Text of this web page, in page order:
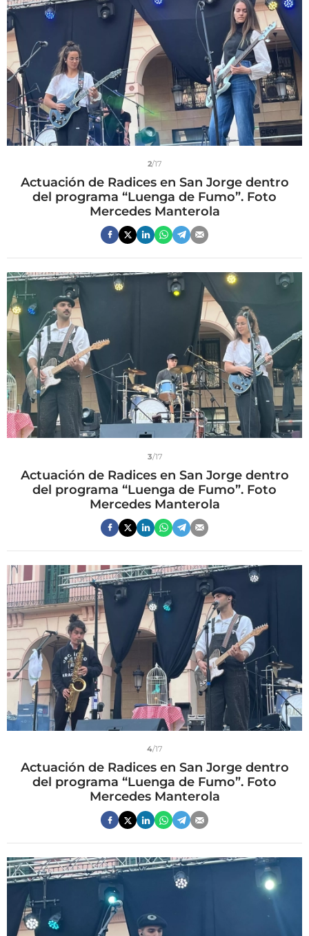
2/17
Actuación de Radices en San Jorge dentro
del programa “Luenga de Fumo”. Foto
Mercedes Manterola
3/17
Actuación de Radices en San Jorge dentro
del programa “Luenga de Fumo”. Foto
Mercedes Manterola
4/17
Actuación de Radices en San Jorge dentro
del programa “Luenga de Fumo”. Foto
Mercedes Manterola